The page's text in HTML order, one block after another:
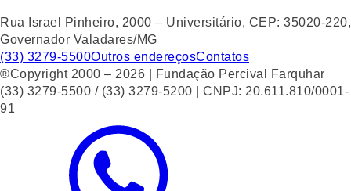
Rua Israel Pinheiro, 2000 – Universitário, CEP: 35020-220,
Governador Valadares/MG
(33) 3279-5500Outros endereçosContatos
®Copyright 2000 – 2026 | Fundação Percival Farquhar
(33) 3279-5500 / (33) 3279-5200 | CNPJ: 20.611.810/0001-
91